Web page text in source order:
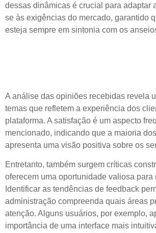
dessas dinâmicas é crucial para adaptar
se às exigências do mercado, garantido
esteja sempre em sintonia com os
A análise das opiniões recebidas revela
temas que refletem a experiência dos
plataforma. A satisfação é um aspecto
mencionado, indicando que a maioria
apresenta uma visão positiva sobre os
Entretanto, também surgem críticas
oferecem uma oportunidade valiosa para
Identificar as tendências de feedback
administração compreenda quais áreas
atenção. Alguns usuários, por exemplo,
importância de uma interface mais